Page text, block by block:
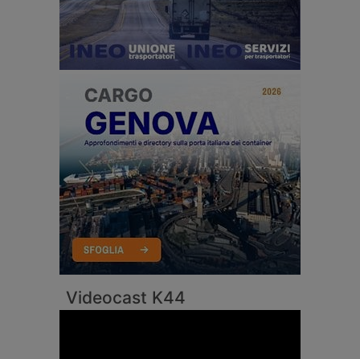
Videocast K44